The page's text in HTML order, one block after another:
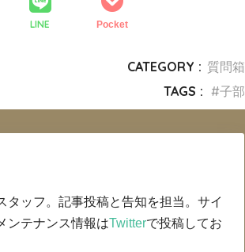
LINE Pocket
CATEGORY : 質問箱
TAGS :
子部
タッフ。記事投稿と告知を担当。サイ
ンテナンス情報はTwitterで投稿してお